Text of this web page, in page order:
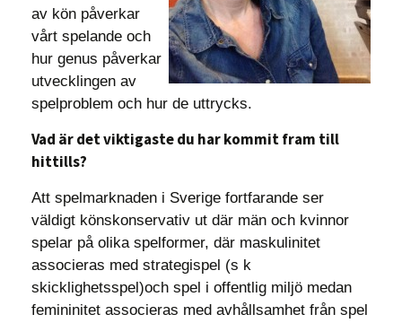
av kön påverkar
vårt spelande och
hur genus påverkar
utvecklingen av
spelproblem och hur de uttrycks.
Vad är det viktigaste du har kommit fram till
hittills?
Att spelmarknaden i Sverige fortfarande ser
väldigt könskonservativ ut där män och kvinnor
spelar på olika spelformer, där maskulinitet
associeras med strategispel (s k
skicklighetsspel)och spel i offentlig miljö medan
femininitet associeras med avhållsamhet från spel